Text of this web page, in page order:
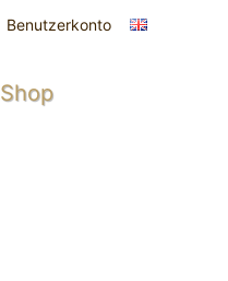
Benutzerkonto
Shop